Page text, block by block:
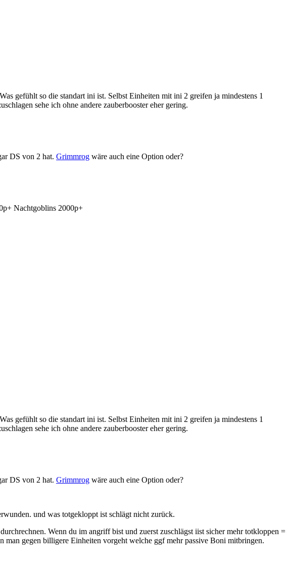
gefühlt so die standart ini ist. Selbst Einheiten mit ini 2 greifen ja mindestens 1
sehe ich ohne andere zauberbooster eher gering.
DS von 2 hat. Grimmrog wäre auch eine Option oder?
Nachtgoblins 2000p+
gefühlt so die standart ini ist. Selbst Einheiten mit ini 2 greifen ja mindestens 1
sehe ich ohne andere zauberbooster eher gering.
DS von 2 hat. Grimmrog wäre auch eine Option oder?
und was totgekloppt ist schlägt nicht zurück.
Wenn du im angriff bist und zuerst zuschlägst iist sicher mehr totkloppen =
gegen billigere Einheiten vorgeht welche ggf mehr passive Boni mitbringen.